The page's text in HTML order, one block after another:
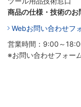
商品の仕様・技術のお
Webお問い合わせフ
営業時間：9:00～
※お問い合わせフォー